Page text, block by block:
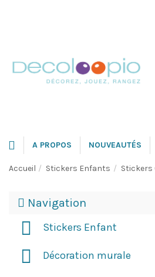
A PROPOS NOUVEAUTÉS
Accueil Stickers Enfants Stickers
Navigation
Stickers Enfant
Décoration murale